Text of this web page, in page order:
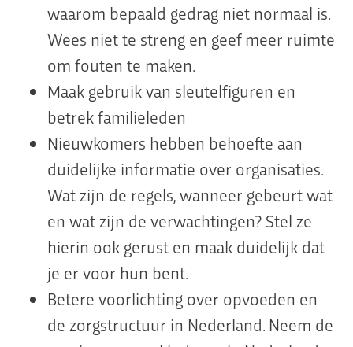
waarom bepaald gedrag niet normaal is.
Wees niet te streng en geef meer ruimte
om fouten te maken.
Maak gebruik van sleutelfiguren en
betrek familieleden
Nieuwkomers hebben behoefte aan
duidelijke informatie over organisaties.
Wat zijn de regels, wanneer gebeurt wat
en wat zijn de verwachtingen? Stel ze
hierin ook gerust en maak duidelijk dat
je er voor hun bent.
Betere voorlichting over opvoeden en
de zorgstructuur in Nederland. Neem de